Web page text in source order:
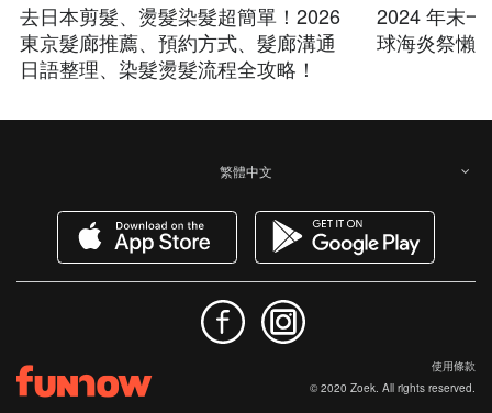
去日本剪髮、燙髮染髮超簡單！2026
東京髮廊推薦、預約方式、髮廊溝通
日語整理、染髮燙髮流程全攻略！
2024 年末
球海炎祭懶
繁體中文
© 2020 Zoek. All rights reserved.
使用條款